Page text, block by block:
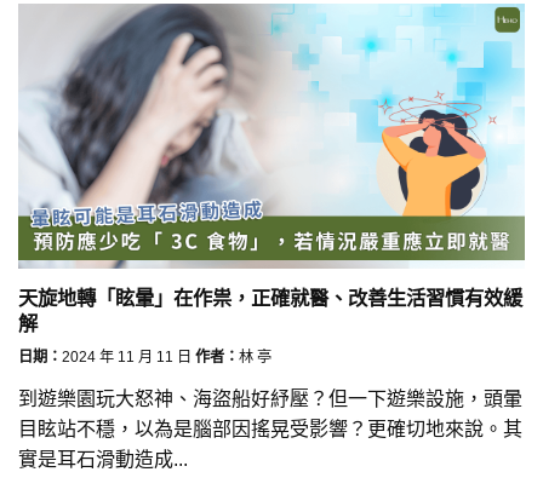
天旋地轉「眩暈」在作祟，正確就醫、改善生活習慣有效緩
解
日期： 2024 年 11 月 11 日 作者： 林 亭
到遊樂園玩大怒神、海盜船好紓壓？但一下遊樂設施，頭暈
目眩站不穩，以為是腦部因搖晃受影響？更確切地來說。其
實是耳石滑動造成...